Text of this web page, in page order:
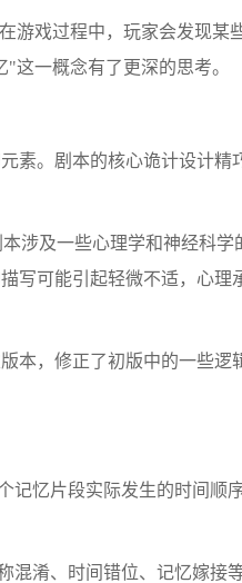
戏过程中，玩家会发现某
这一概念有了更深的思考。
。剧本的核心诡计设计精
及一些心理学和神经科学
写可能引起轻微不适，心理
，修正了初版中的一些逻
忆片段实际发生的时间顺
淆、时间错位、记忆嫁接